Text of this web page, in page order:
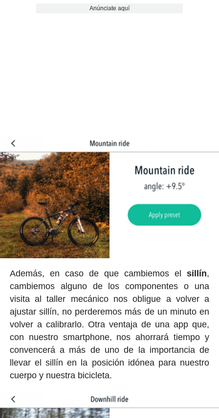
Anúnciate aquí
Además, en caso de que cambiemos elsillín,
cambiemos alguno de los componentes o una
visita al taller mecánico nos obligue a volver a
ajustar sillín, no perderemos más de un minuto en
volver a calibrarlo. Otra ventaja de una app que,
con nuestro smartphone, nos ahorrará tiempo y
convencerá a más de uno de la importancia de
llevar el sillín en la posición idónea para nuestro
cuerpo y nuestra bicicleta.